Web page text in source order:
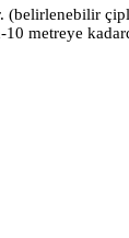
(belirlenebilir
metreye